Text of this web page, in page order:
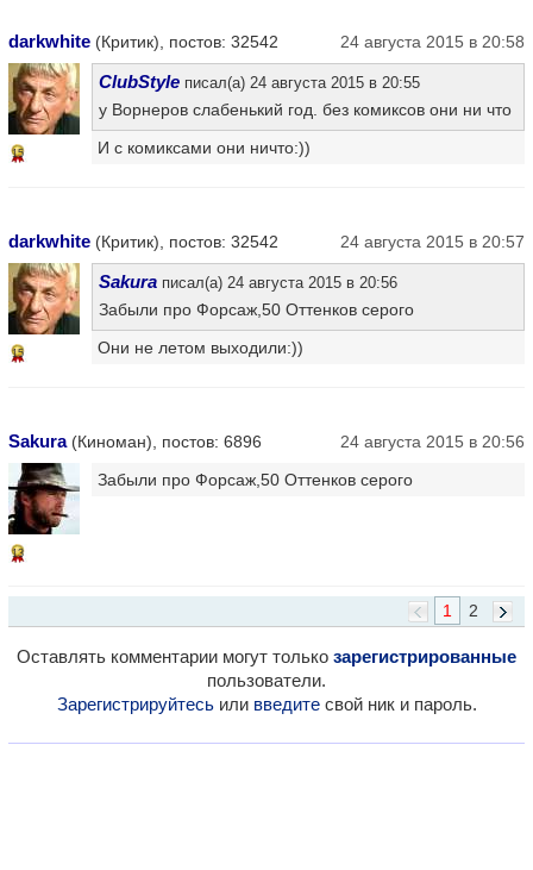
darkwhite (Критик), постов: 32542 24 августа 2015 в 20:58
15
ClubStyle писал(а) 24 августа 2015 в 20:55
у Ворнеров слабенький год. без комиксов они ни что
И с комиксами они ничто:))
darkwhite (Критик), постов: 32542 24 августа 2015 в 20:57
15
Sakura писал(а) 24 августа 2015 в 20:56
Забыли про Форсаж,50 Оттенков серого
Они не летом выходили:))
Sakura(Киноман), постов: 6896 24 августа 2015 в 20:56
13
Забыли про Форсаж,50 Оттенков серого
2
1
Оставлять комментарии могут только зарегистрированные
пользователи.
Зарегистрируйтесьили введитесвой ник и пароль.